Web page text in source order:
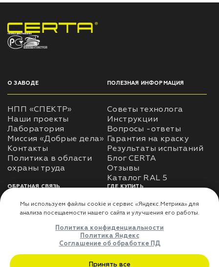
НПП «СПЕКТР» ЗАВОД ЛАКОКРАСОЧНЫХ МАТЕРИАЛОВ
О ЗАВОДЕ
НПП «СПЕКТР»
Наши проекты
Лаборатория
Миссия «Добрые дела»
Контакты
Политика в области
ПОЛЕЗНАЯ ИНФОРМАЦИЯ
Советы технолога
Инструкции
Вопросы -ответы
Гарантия на краску
Результаты испытаний
Блог CERTA
Отзывы
Каталог RAL 5
ОБРАТНАЯ СВЯЗЬ
Использование
использования личных
Оферта
ГДЕ КУПИТЬ
Доставка
Где купить